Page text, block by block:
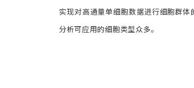
实现对高通量单细胞数据进行细胞群
分析可应用的细胞类型众多。